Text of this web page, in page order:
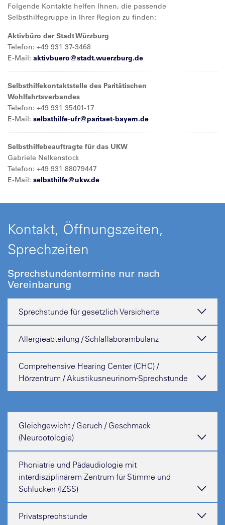
Folgende Kontakte helfen Ihnen, die passende
Selbsthilfegruppe in Ihrer Region zu finden:
Aktivbüro der Stadt Würzburg
Telefon: +49 931 37-3468
E-Mail: aktivbuero@stadt.wuerzburg.de
Selbsthilfekontaktstelle des Paritätischen
Wohlfahrtsverbandes
Telefon: +49 931 35401-17
E-Mail: selbsthilfe-ufr@paritaet-bayern.de
Selbsthilfebeauftragte für das UKW
Gabriele Nelkenstock
Telefon: +49 931 88079447
E-Mail: selbsthilfe@ukw.de
Kontakt, Öffnungszeiten,
Sprechzeiten
Sprechstundentermine nur nach
Vereinbarung
Sprechstunde für gesetzlich Versicherte
Allergieabteilung / Schlaflaborambulanz
Comprehensive Hearing Center (CHC) /
Hörzentrum / Akustikusneurinom-Sprechstunde
Gleichgewicht / Geruch / Geschmack
(Neurootologie)
Phoniatrie und Pädaudiologie mit
interdisziplinärem Zentrum für Stimme und
Schlucken (IZSS)
Privatsprechstunde